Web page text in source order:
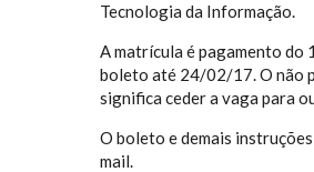
Tecnologia da Informação.
A matrícula é pagamento do
boleto até 24/02/17. O não
significa ceder a vaga para
O boleto e demais
mail.